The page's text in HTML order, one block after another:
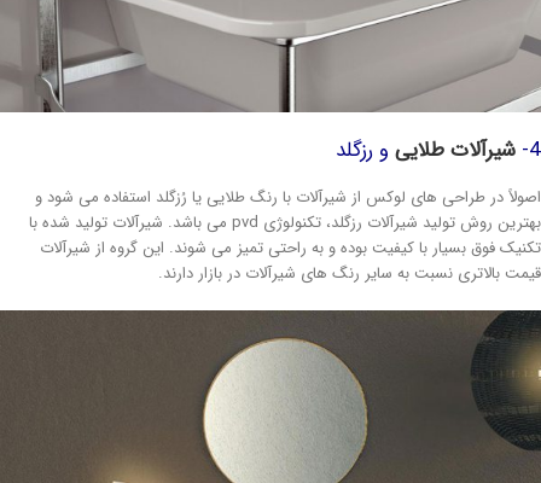
شیرآلات طلاییو رزگلد
در طراحی های لوکس از شیرآلات با رنگ طلایی یا رُزگلد استفاده می شود و
بهترین روش تولید شیرآلات رزگلد، تکنولوژی pvd می باشد. شیرآلات تولید شده با
فوق بسیار با کیفیت بوده و به راحتی تمیز می شوند. این گروه از شیرآلات
بالاتری نسبت به سایر رنگ های شیرآلات در بازار دارند.